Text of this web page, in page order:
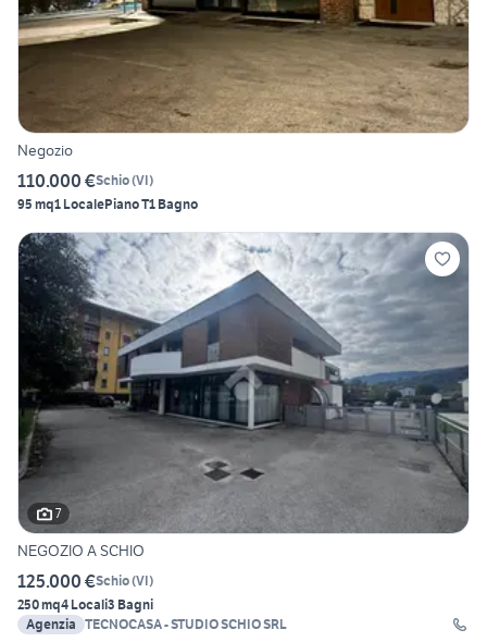
Negozio
110.000 €Schio(VI)
95 mq1 LocalePiano T1 Bagno
7
NEGOZIO A SCHIO
125.000 €Schio(VI)
250 mq4 Locali3 Bagni
Agenzia TECNOCASA - STUDIO SCHIO SRL